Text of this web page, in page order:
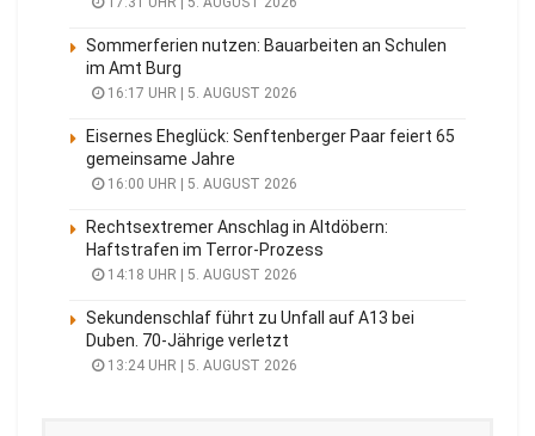
Sommerferien nutzen: Bauarbeiten an Schulen
im Amt Burg
16:17 UHR | 5. AUGUST 2026
Eisernes Eheglück: Senftenberger Paar feiert 65
gemeinsame Jahre
16:00 UHR | 5. AUGUST 2026
Rechtsextremer Anschlag in Altdöbern:
Haftstrafen im Terror-Prozess
14:18 UHR | 5. AUGUST 2026
Sekundenschlaf führt zu Unfall auf A13 bei
Duben. 70-Jährige verletzt
13:24 UHR | 5. AUGUST 2026